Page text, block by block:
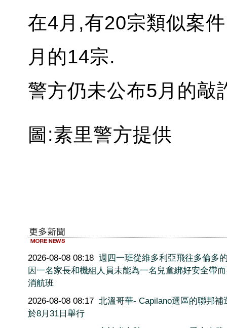
在4月,有20宗類似案
月的14宗.
警方仍未公布5月的敲
圖:素里警方提供
2026-08-08 08:18 週四一班從維多利亞飛往多倫多
因一名家長和機組人員未能為一名兒童綁好安全帶
消航班
2026-08-08 08:17 北溫哥華- Capilano選區的聯邦補
於8月31日舉行